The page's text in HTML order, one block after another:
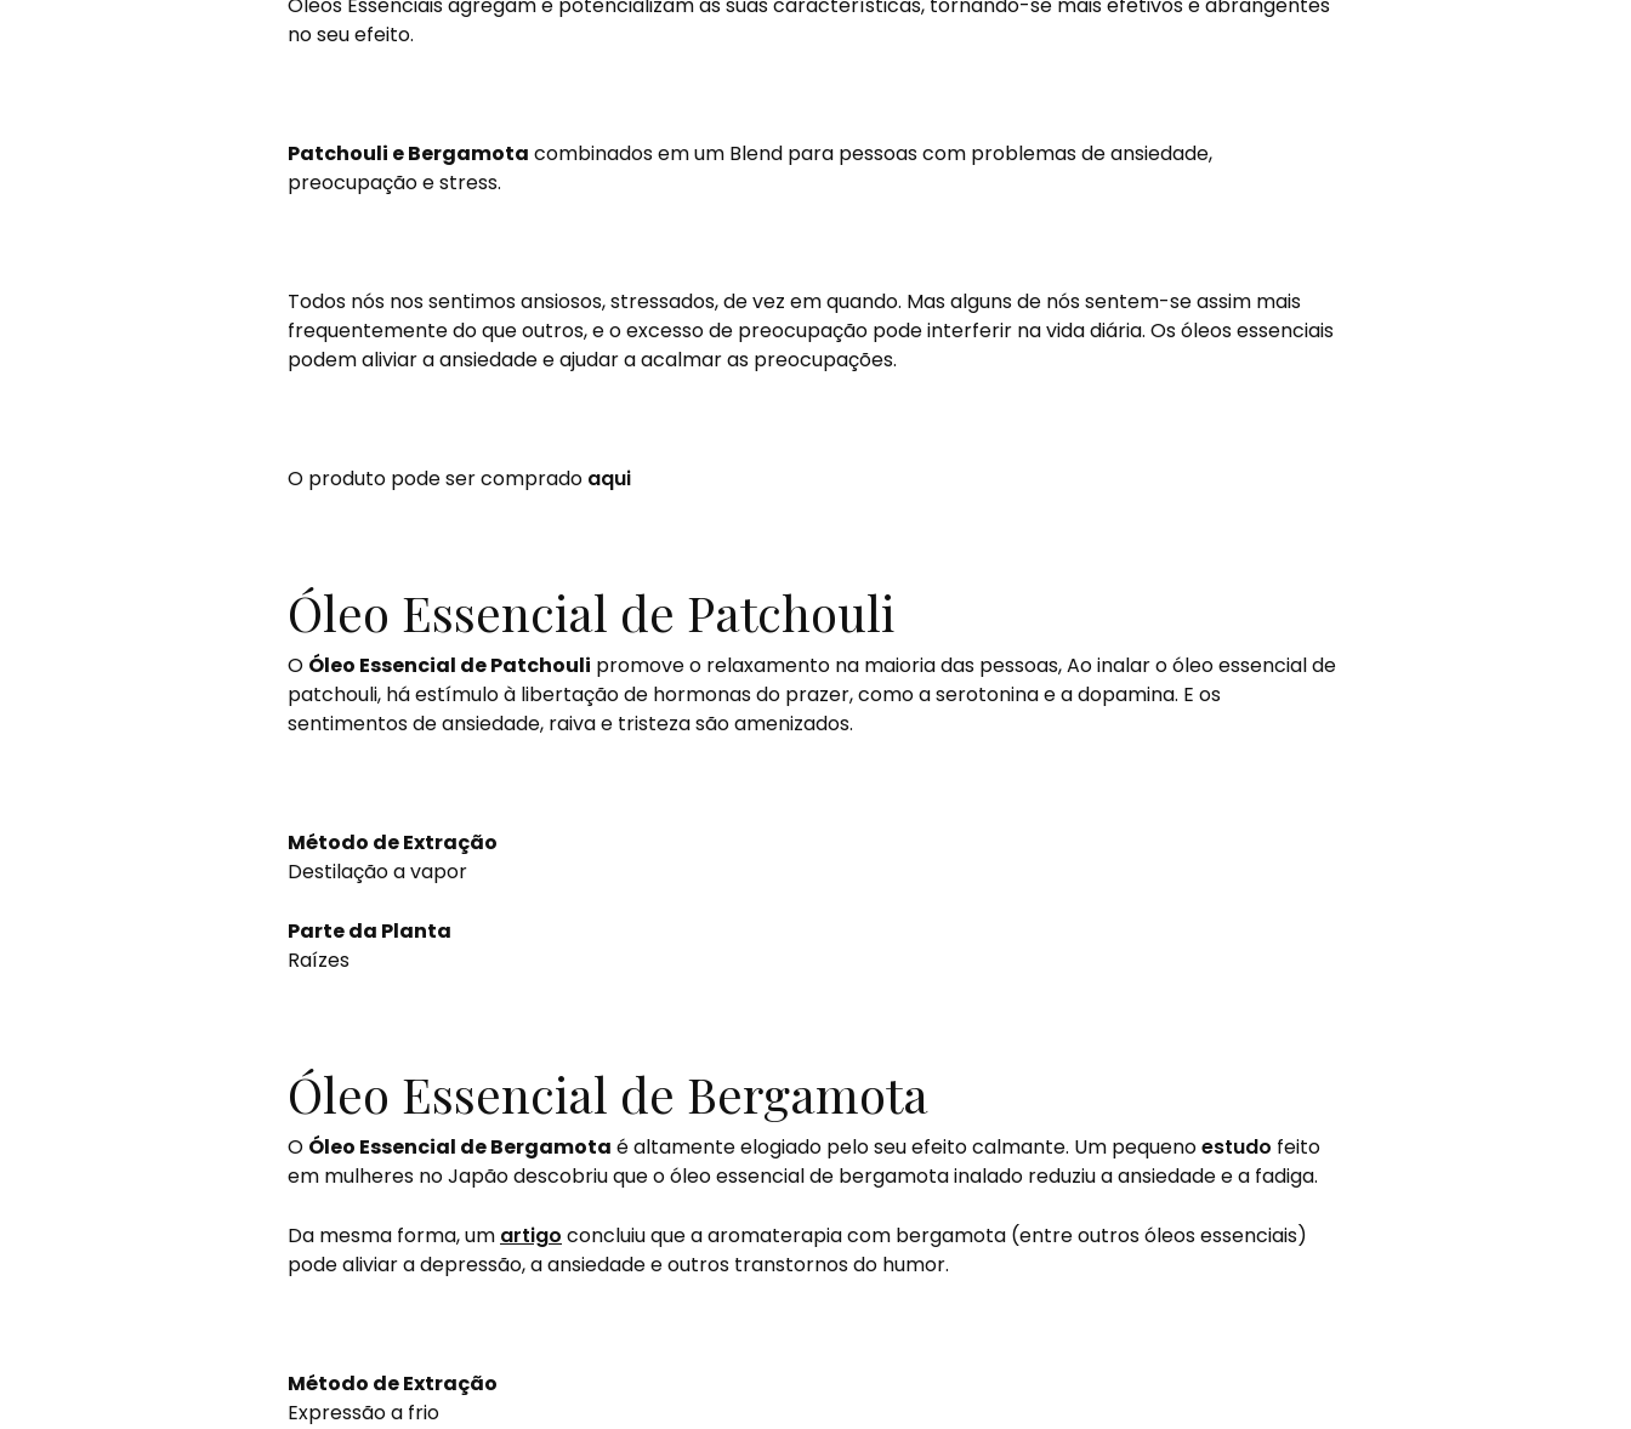
Óleos Essenciais agregam e potencializam as suas características, tornando-se mais efetivos e abrangentes
no seu efeito.
Patchouli e Bergamota combinados em um Blend para pessoas com problemas de ansiedade,
preocupação e stress.
Todos nós nos sentimos ansiosos, stressados, de vez em quando. Mas alguns de nós sentem-se assim mais
frequentemente do que outros, e o excesso de preocupação pode interferir na vida diária. Os óleos essenciais
podem aliviar a ansiedade e ajudar a acalmar as preocupações.
O produto pode ser comprado aqui
Óleo Essencial de Patchouli
O Óleo Essencial de Patchouli promove o relaxamento na maioria das pessoas, Ao inalar o óleo essencial de
patchouli, há estímulo à libertação de hormonas do prazer, como a serotonina e a dopamina. E os
sentimentos de ansiedade, raiva e tristeza são amenizados.
Método de Extração
Destilação a vapor
Parte da Planta
Raízes
Óleo Essencial de Bergamota
O Óleo Essencial de Bergamota é altamente elogiado pelo seu efeito calmante. Um pequenoestudo feito
em mulheres no Japão descobriu que o óleo essencial de bergamota inalado reduziu a ansiedade e a fadiga.
Da mesma forma, um artigo concluiu que a aromaterapia com bergamota (entre outros óleos essenciais)
pode aliviar a depressão, a ansiedade e outros transtornos do humor.
Método de Extração
Expressão a frio